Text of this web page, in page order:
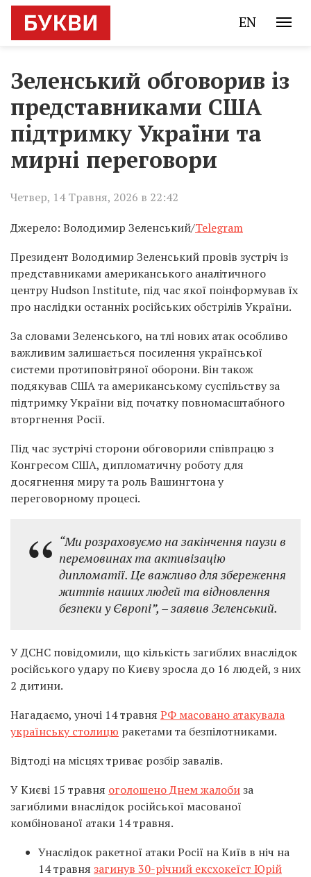
EN
Зеленський обговорив із
представниками США
підтримку України та
мирні переговори
Четвер, 14 Травня, 2026 в 22:42
Джерело: Володимир Зеленський/Telegram
Президент Володимир Зеленський провів зустріч із
представниками американського аналітичного
центру Hudson Institute, під час якої поінформував їх
про наслідки останніх російських обстрілів України.
За словами Зеленського, на тлі нових атак особливо
важливим залишається посилення української
системи протиповітряної оборони. Він також
подякував США та американському суспільству за
підтримку України від початку повномасштабного
вторгнення Росії.
Під час зустрічі сторони обговорили співпрацю з
Конгресом США, дипломатичну роботу для
досягнення миру та роль Вашингтона у
переговорному процесі.
“Ми розраховуємо на закінчення паузи в
перемовинах та активізацію
дипломатії. Це важливо для збереження
життів наших людей та відновлення
безпеки у Європі”, – заявив Зеленський.
У ДСНС повідомили, що кількість загиблих внаслідок
російського удару по Києву зросла до 16 людей, з них
2 дитини.
Нагадаємо, уночі 14 травня РФ масовано атакувала
українську столицю ракетами та безпілотниками.
Відтоді на місцях триває розбір завалів.
У Києві 15 травня оголошено Днем жалобиза
загиблими внаслідок російської масованої
комбінованої атаки 14 травня.
Унаслідок ракетної атаки Росії на Київ в ніч на
14 травня загинув 30-річний ексхокеїст Юрій